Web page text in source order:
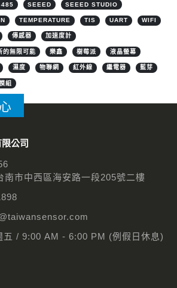
SEEED SEEED STUDIO
TEMPERATURE TIS UART WIFI
傳感器 加速度計
的無限可能 樂鑫 樹莓派 液晶螢幕
濕度 物聯網 紅外線 繼電器 藍芽
組
公司
南市中西區海安路一段205號二樓
五 / 9:00 AM - 6:00 PM (例假日休息)